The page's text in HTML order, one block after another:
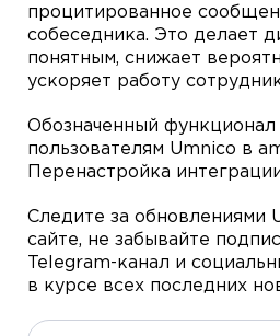
процитированное
собеседника. Это делает
понятным, снижает
ускоряет работу
Обозначенный
пользователям Umnico в
Перенастройка
Следите за обновлениями
сайте, не забывайте
Telegram-канал и
в курсе всех последних